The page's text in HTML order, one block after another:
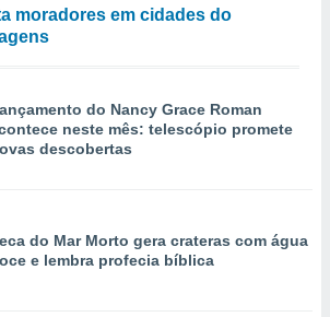
moradores em cidades do
do Nancy Grace Roman
neste mês: telescópio promete
descobertas
do Mar Morto gera crateras com água
e lembra profecia bíblica